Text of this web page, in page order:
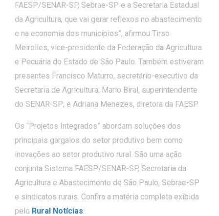
FAESP/SENAR-SP, Sebrae-SP e a Secretaria Estadual
da Agricultura, que vai gerar reflexos no abastecimento
e na economia dos municípios”, afirmou Tirso
Meirelles, vice-presidente da Federação da Agricultura
e Pecuária do Estado de São Paulo. Também estiveram
presentes Francisco Maturro, secretário-executivo da
Secretaria de Agricultura; Mario Biral, superintendente
do SENAR-SP; e Adriana Menezes, diretora da FAESP.
Os “Projetos Integrados” abordam soluções dos
principais gargalos do setor produtivo bem como
inovações ao setor produtivo rural. São uma ação
conjunta Sistema FAESP/SENAR-SP, Secretaria da
Agricultura e Abastecimento de São Paulo, Sebrae-SP
e sindicatos rurais. Confira a matéria completa exibida
pelo Rural Notícias: